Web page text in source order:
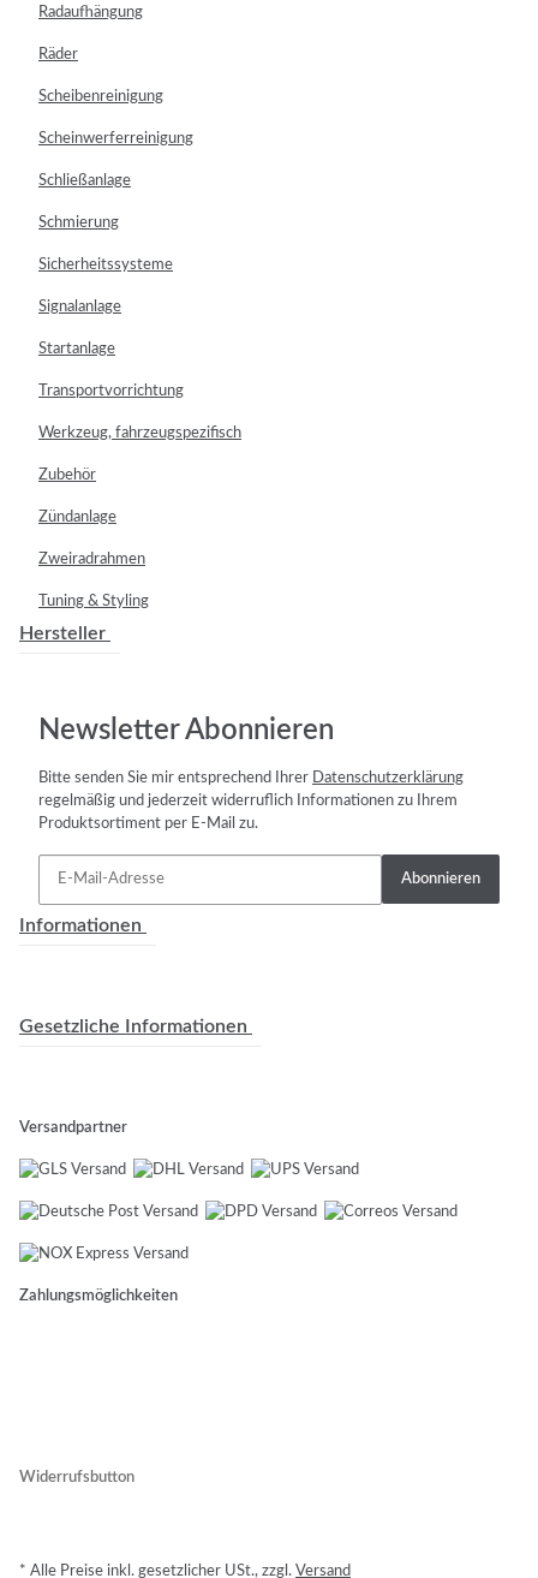
Radaufhängung
Räder
Scheibenreinigung
Scheinwerferreinigung
Schließanlage
Schmierung
Sicherheitssysteme
Signalanlage
Startanlage
Transportvorrichtung
Werkzeug, fahrzeugspezifisch
Zubehör
Zündanlage
Zweiradrahmen
Tuning & Styling
Hersteller
Newsletter Abonnieren
Bitte senden Sie mir entsprechend Ihrer Datenschutzerklärung
regelmäßig und jederzeit widerruflich Informationen zu Ihrem
Produktsortiment per E-Mail zu.
Abonnieren
Informationen
Gesetzliche Informationen
Versandpartner
Zahlungsmöglichkeiten
Widerrufsbutton
* Alle Preise inkl. gesetzlicher USt., zzgl. Versand